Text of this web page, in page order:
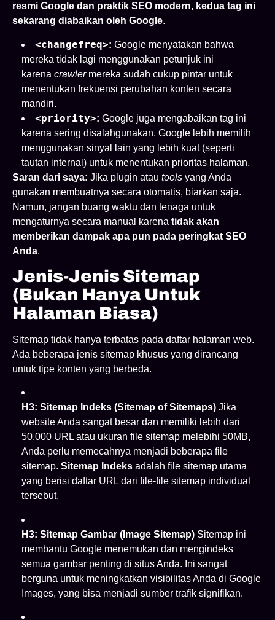
resmi Google dan praktik SEO modern, kedua tag ini
sekarang diabaikan oleh Google.
<changefreq>: Google menyatakan bahwa
mereka tidak lagi menggunakan petunjuk ini
karena crawlermereka sudah cukup pintar untuk
menentukan frekuensi perubahan konten secara
mandiri.
<priority>: Google juga mengabaikan tag ini
karena sering disalahgunakan. Google lebih memilih
menggunakan sinyal lain yang lebih kuat (seperti
tautan internal) untuk menentukan prioritas halaman.
Saran dari saya: Jika plugin atau tools yang Anda
gunakan membuatnya secara otomatis, biarkan saja.
Namun, jangan buang waktu dan tenaga untuk
mengaturnya secara manual karena tidak akan
memberikan dampak apa pun pada peringkat SEO
Anda.
Jenis-Jenis Sitemap
(Bukan Hanya Untuk
Halaman Biasa)
Sitemap tidak hanya terbatas pada daftar halaman web.
Ada beberapa jenis sitemap khusus yang dirancang
untuk tipe konten yang berbeda.
H3: Sitemap Indeks (Sitemap of Sitemaps) Jika
website Anda sangat besar dan memiliki lebih dari
50.000 URL atau ukuran file sitemap melebihi 50MB,
Anda perlu memecahnya menjadi beberapa file
sitemap. Sitemap Indeks adalah file sitemap utama
yang berisi daftar URL dari file-file sitemap individual
tersebut.
H3: Sitemap Gambar (Image Sitemap) Sitemap ini
membantu Google menemukan dan mengindeks
semua gambar penting di situs Anda. Ini sangat
berguna untuk meningkatkan visibilitas Anda di Google
Images, yang bisa menjadi sumber trafik signifikan.